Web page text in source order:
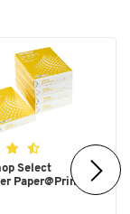
Select
Paper@Print, DIN